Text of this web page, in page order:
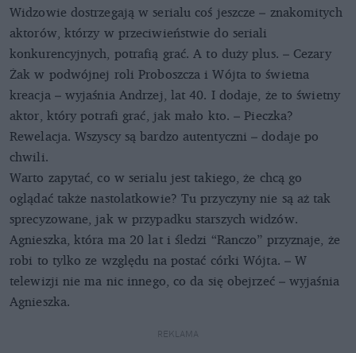
Widzowie dostrzegają w serialu coś jeszcze – znakomitych
aktorów, którzy w przeciwieństwie do seriali
konkurencyjnych, potrafią grać. A to duży plus. – Cezary
Żak w podwójnej roli Proboszcza i Wójta to świetna
kreacja – wyjaśnia Andrzej, lat 40. I dodaje, że to świetny
aktor, który potrafi grać, jak mało kto. – Pieczka?
Rewelacja. Wszyscy są bardzo autentyczni – dodaje po
chwili.
Warto zapytać, co w serialu jest takiego, że chcą go
oglądać także nastolatkowie? Tu przyczyny nie są aż tak
sprecyzowane, jak w przypadku starszych widzów.
Agnieszka, która ma 20 lat i śledzi “Ranczo” przyznaje, że
robi to tylko ze względu na postać córki Wójta. – W
telewizji nie ma nic innego, co da się obejrzeć – wyjaśnia
Agnieszka.
REKLAMA